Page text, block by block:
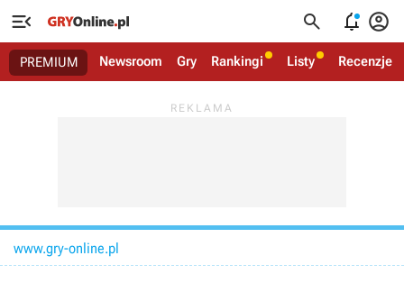
   
PREMIUM Newsroom Gry Rankingi Listy Recenzje
www.gry-online.pl